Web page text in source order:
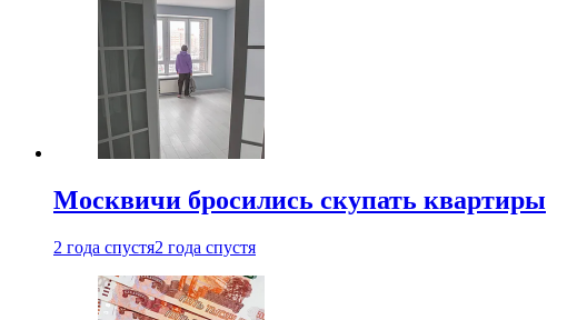
Москвичи бросились скупать квартиры
2 года спустя2 года спустя